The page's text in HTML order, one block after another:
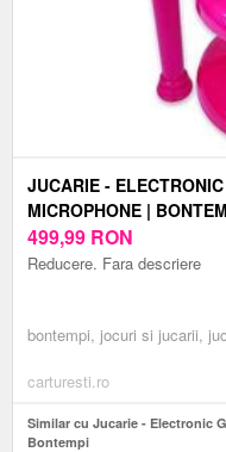
JUCARIE -
MICROPHONE |
499,99 RON
Reducere. Fara descriere
bontempi, jocuri si jucarii,
carturesti.ro
Similar cu Jucarie - Electronic
Bontempi